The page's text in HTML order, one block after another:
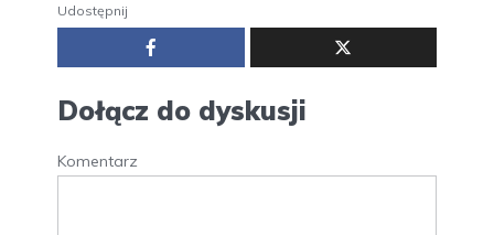
Udostępnij
Dołącz do dyskusji
Komentarz